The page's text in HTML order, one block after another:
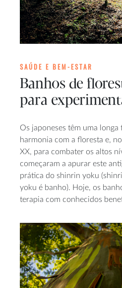
SAÚDE E BEM-ESTAR
Banhos de
para
Os japoneses têm uma
harmonia com a floresta e,
XX, para combater os altos
começaram a apurar este
prática do shinrin yoku
yoku é banho). Hoje, os
terapia com conhecidos